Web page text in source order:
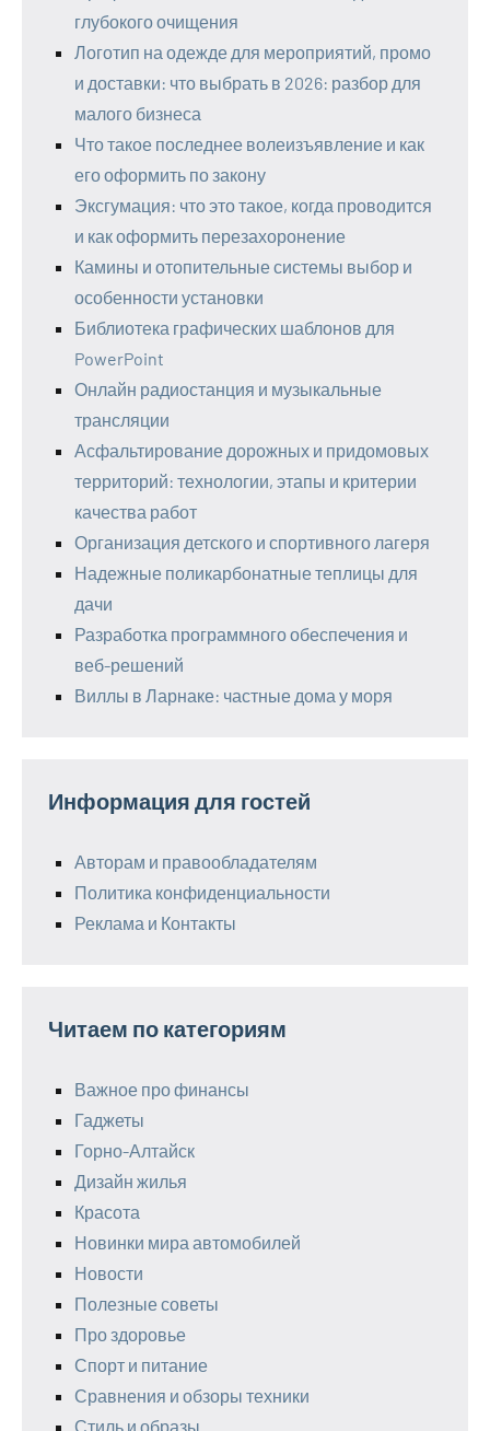
глубокого очищения
Логотип на одежде для мероприятий, промо
и доставки: что выбрать в 2026: разбор для
малого бизнеса
Что такое последнее волеизъявление и как
его оформить по закону
Эксгумация: что это такое, когда проводится
и как оформить перезахоронение
Камины и отопительные системы выбор и
особенности установки
Библиотека графических шаблонов для
PowerPoint
Онлайн радиостанция и музыкальные
трансляции
Асфальтирование дорожных и придомовых
территорий: технологии, этапы и критерии
качества работ
Организация детского и спортивного лагеря
Надежные поликарбонатные теплицы для
дачи
Разработка программного обеспечения и
веб-решений
Виллы в Ларнаке: частные дома у моря
Информация для гостей
Авторам и правообладателям
Политика конфиденциальности
Реклама и Контакты
Читаем по категориям
Важное про финансы
Гаджеты
Горно-Алтайск
Дизайн жилья
Красота
Новинки мира автомобилей
Новости
Полезные советы
Про здоровье
Спорт и питание
Сравнения и обзоры техники
Стиль и образы